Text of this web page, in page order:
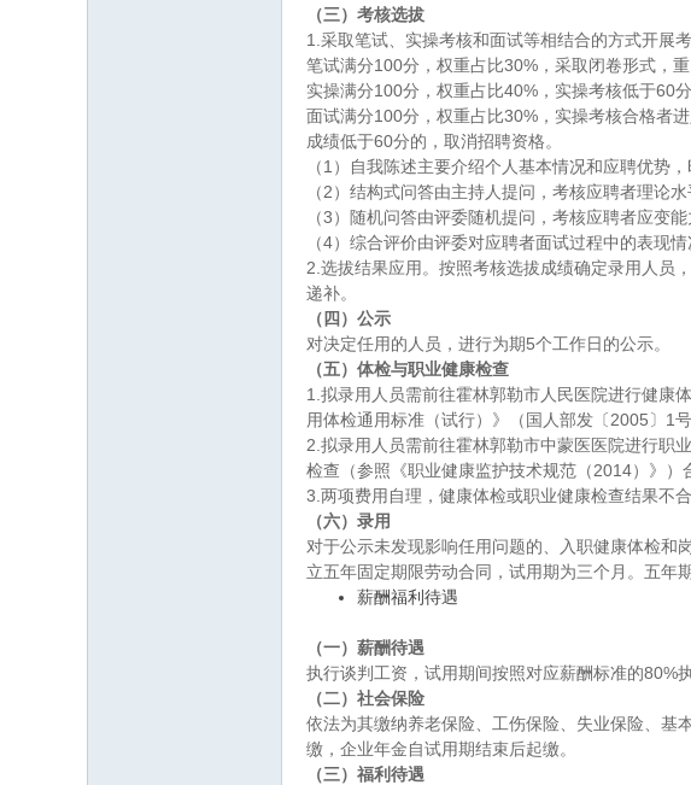
（三）考核选拔
1.采取笔试、实操考核和面试等相结合的方式开展
笔试满分100分，权重占比30%，采取闭卷形式，
实操满分100分，权重占比40%，实操考核低于60
面试满分100分，权重占比30%，实操考核合格者
成绩低于60分的，取消招聘资格。
（1）自我陈述主要介绍个人基本情况和应聘优势，
（2）结构式问答由主持人提问，考核应聘者理论水
（3）随机问答由评委随机提问，考核应聘者应变能
（4）综合评价由评委对应聘者面试过程中的表现情
2.选拔结果应用。按照考核选拔成绩确定录用人员
递补。
（四）公示
对决定任用的人员，进行为期5个工作日的公示。
（五）体检与职业健康检查
1.拟录用人员需前往霍林郭勒市人民医院进行健康
用体检通用标准（试行）》（国人部发〔2005〕1
2.拟录用人员需前往霍林郭勒市中蒙医医院进行职
检查（参照《职业健康监护技术规范（2014）》）
3.两项费用自理，健康体检或职业健康检查结果不
（六） 录用
对于公示未发现影响任用问题的、入职健康体检和
立五年固定期限劳动合同，试用期为三个月。五年
薪酬福利待遇
（一）薪酬待遇
执行谈判工资，试用期间按照对应薪酬标准的80%执
（二）社会保险
依法为其缴纳养老保险、工伤保险、失业保险、基
缴，企业年金自试用期结束后起缴。
（三）福利待遇